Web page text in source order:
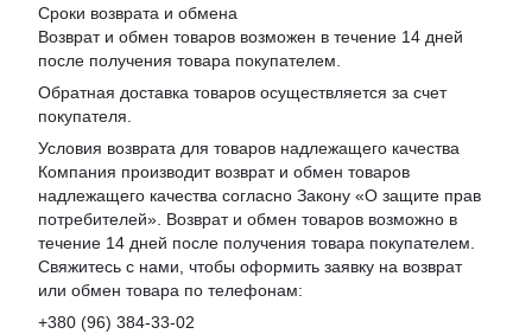
Сроки возврата и обмена
Возврат и обмен товаров возможен в течение 14 дней
после получения товара покупателем.
Обратная доставка товаров осуществляется за счет
покупателя.
Условия возврата для товаров надлежащего качества
Компания производит возврат и обмен товаров
надлежащего качества согласно Закону «О защите прав
потребителей». Возврат и обмен товаров возможно в
течение 14 дней после получения товара покупателем.
Свяжитесь с нами, чтобы оформить заявку на возврат
или обмен товара по телефонам:
+380 (96) 384-33-02